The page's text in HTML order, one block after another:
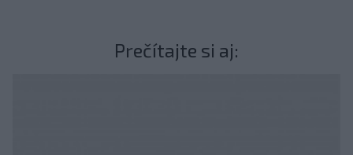
Prečítajte si aj: